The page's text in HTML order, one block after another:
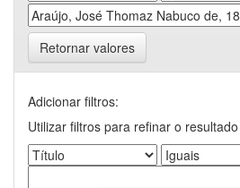
Retornar valores
Adicionar filtros:
Utilizar filtros para refinar o